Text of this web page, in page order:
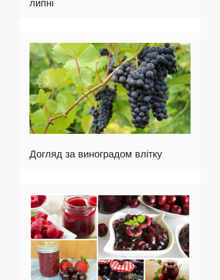
липні
Догляд за виноградом влітку